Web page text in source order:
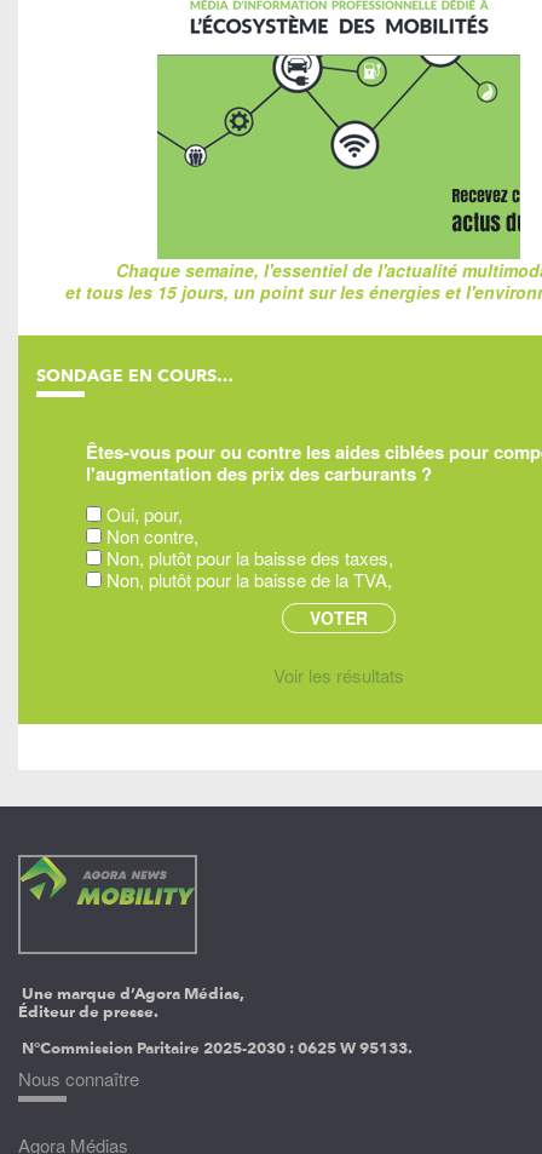
Chaque semaine, l'essentiel de l'actualité
et tous les 15 jours, un point sur les énergies et
SONDAGE EN COURS…
Êtes-vous pour ou contre les aides ciblées pour
l'augmentation des prix des carburants ?
Oui, pour,
Non contre,
Non, plutôt pour la baisse des taxes,
Non, plutôt pour la baisse de la TVA,
Voir les résultats
Une marque d’Agora Médias,
Éditeur de presse.
N°Commission Paritaire 2025-2030 :0625 W 95133.
Nous connaître
Agora Médias